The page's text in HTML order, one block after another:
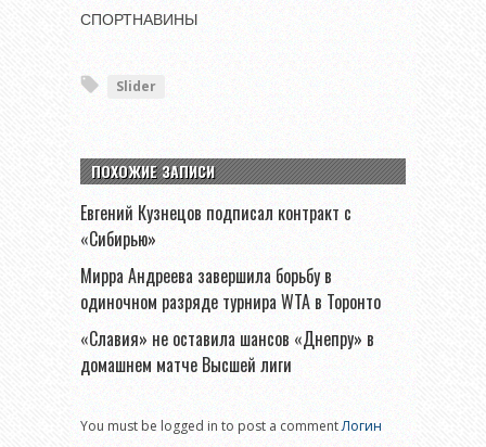
СПОРТНАВИНЫ
Slider
ПОХОЖИЕ ЗАПИСИ
Евгений Кузнецов подписал контракт с
«Сибирью»
Мирра Андреева завершила борьбу в
одиночном разряде турнира WTA в Торонто
«Славия» не оставила шансов «Днепру» в
домашнем матче Высшей лиги
You must be logged in to post a commentЛогин